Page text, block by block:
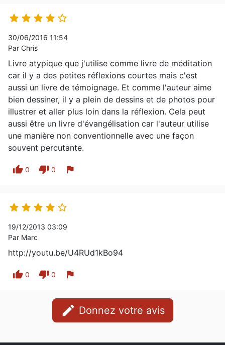
où il utilise ses dessins pour illustrer ses
    
30/06/2016 11:54
Par Chris
Livre atypique que j'utilise comme livre de méditation
car il y a des petites réflexions courtes mais c'est
aussi un livre de témoignage. Et comme l'auteur aime
bien dessiner, il y a plein de dessins et de photos pour
illustrer et aller plus loin dans la réflexion. Cela peut
aussi être un livre d'évangélisation car l'auteur utilise
une manière non conventionnelle avec une façon
souvent percutante.
thumb_up 0 thumb_down 0 flag
    
19/12/2013 03:09
Par Marc
http://youtu.be/U4RUd1kBo94
thumb_up 0 thumb_down 0 flag
edit Donnez votre avis